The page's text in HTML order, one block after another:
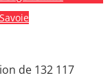
de 132 117